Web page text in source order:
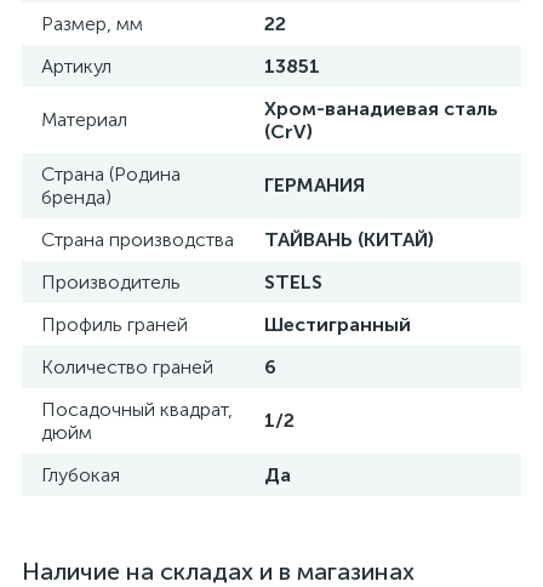
Размер, мм
22
Артикул
13851
Материал
Хром-ванадиевая сталь
(CrV)
Страна (Родина
бренда)
ГЕРМАНИЯ
Страна производства
ТАЙВАНЬ (КИТАЙ)
Производитель
STELS
Профиль граней
Шестигранный
Количество граней
6
Посадочный квадрат,
дюйм
1/2
Глубокая Да
Наличие на складах и в магазинах